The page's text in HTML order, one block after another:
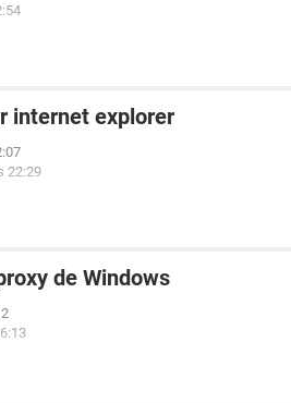
internet explorer
22:29
de Windows